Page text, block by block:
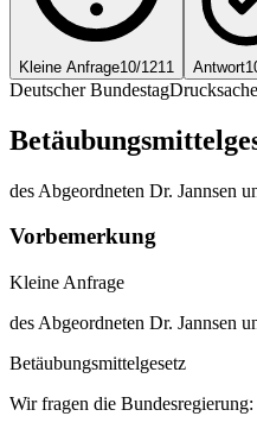
Kleine Anfrage10/1211 Antwort
Deutscher Bundestag
des Abgeordneten Dr. Jannsen
Vorbemerkung
Kleine Anfrage
des Abgeordneten Dr. Jannsen
Betäubungsmittelgesetz
Wir fragen die Bundesregierung: